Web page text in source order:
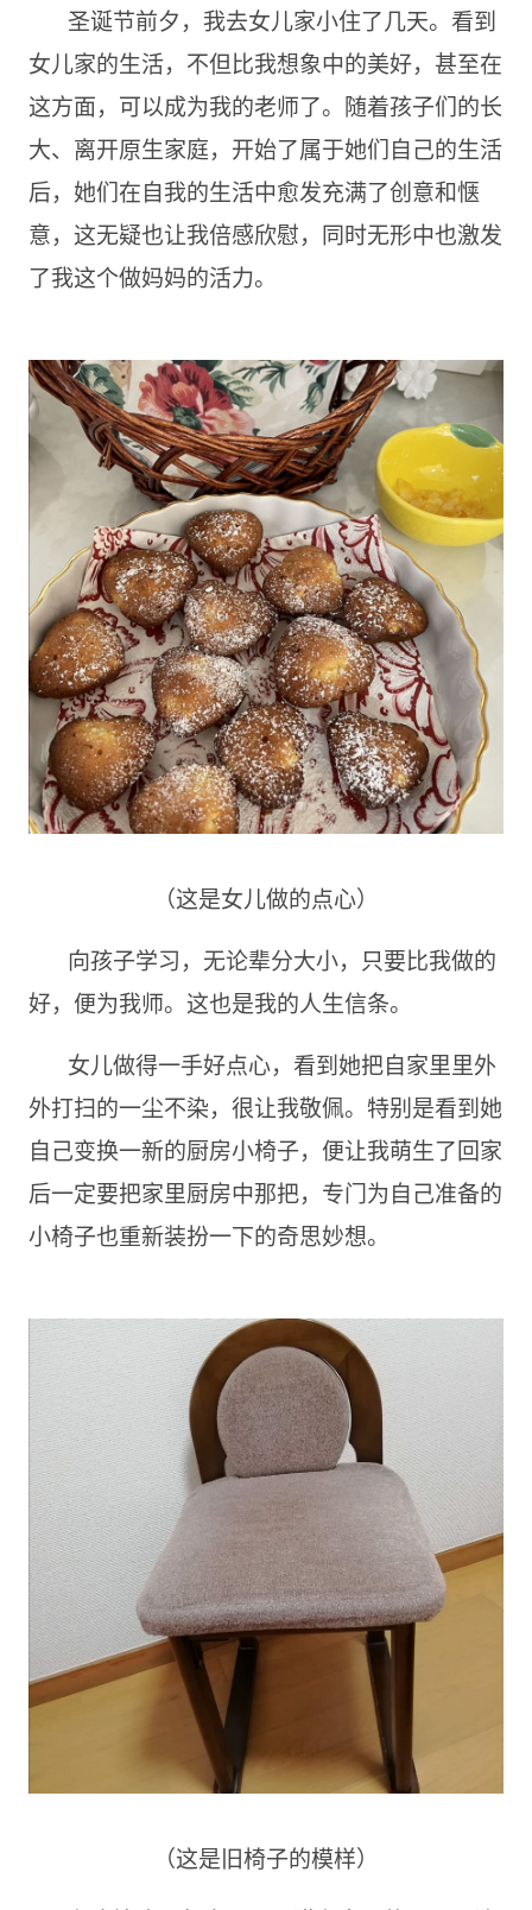
圣诞节前夕，我去女儿家小住了几天。看到
女儿家的生活，不但比我想象中的美好，甚至在
这方面，可以成为我的老师了。随着孩子们的长
大、离开原生家庭，开始了属于她们自己的生活
后，她们在自我的生活中愈发充满了创意和惬
意，这无疑也让我倍感欣慰，同时无形中也激发
了我这个做妈妈的活力。
（这是女儿做的点心）
向孩子学习，无论辈分大小，只要比我做的
好，便为我师。这也是我的人生信条。
女儿做得一手好点心，看到她把自家里里外
外打扫的一尘不染，很让我敬佩。特别是看到她
自己变换一新的厨房小椅子，便让我萌生了回家
后一定要把家里厨房中那把，专门为自己准备的
小椅子也重新装扮一下的奇思妙想。
（这是旧椅子的模样）